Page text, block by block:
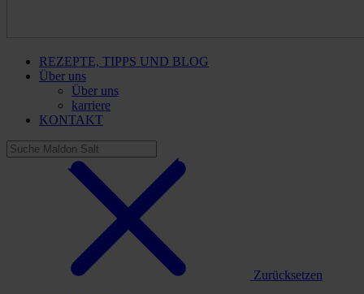
REZEPTE, TIPPS UND BLOG
Über uns
Über uns
karriere
KONTAKT
Zurücksetzen